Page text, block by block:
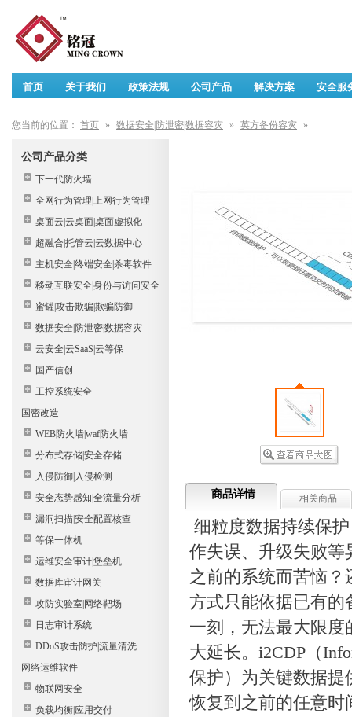
首页 关于我们 政策法规 公司产品 解决方案 安全服
您当前的位置： 首页 » 数据安全|防泄密|数据容灾 » 英方备份容灾 »
公司产品分类
下一代防火墙
全网行为管理|上网行为管理
桌面云|云桌面|桌面虚拟化
超融合|托管云|云数据中心
主机安全|终端安全|杀毒软件
移动互联安全|身份与访问安全
蜜罐|攻击欺骗|欺骗防御
数据安全|防泄密|数据容灾
云安全|云SaaS|云等保
国产信创
工控系统安全
国密改造
WEB防火墙|waf防火墙
分布式存储|安全存储
入侵防御|入侵检测
安全态势感知|全流量分析
漏洞扫描|安全配置核查
等保一体机
运维安全审计|堡垒机
数据库审计网关
攻防实验室|网络靶场
日志审计系统
DDoS攻击防护|流量清洗
网络运维软件
物联网安全
负载均衡|应用交付
商品详情 相关商品
细粒度数据持续保
作失误、升级失败等
之前的系统而苦恼
方式只能依据已有的
一刻，无法最大限
大延长。i2CDP（
保护）为关键数据提
恢复到之前的任意时